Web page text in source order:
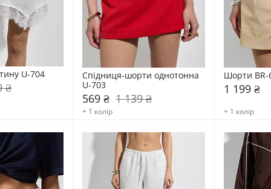
U-704
₴
Спідниця-шорти однотонна
U-703
569 ₴ 1 139 ₴
+ 1 колір
Шорти BR-
1 199 ₴
+ 1 колір